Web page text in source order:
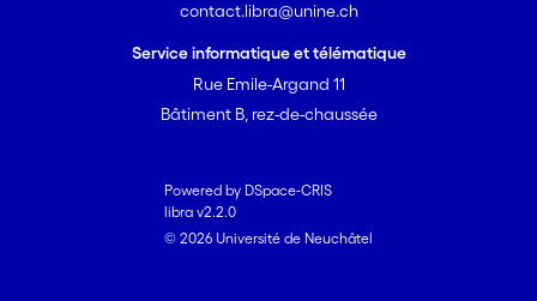
contact.libra@unine.ch
Service informatique et télématique
Rue Emile-Argand 11
Bâtiment B, rez-de-chaussée
Powered by DSpace-CRIS
libra v2.2.0
© 2026 Université de Neuchâtel